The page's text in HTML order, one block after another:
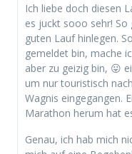
Ich liebe doch diesen
es juckt sooo sehr! So
guten Lauf hinlegen.
gemeldet bin, mache
aber zu geizig bin, 😛
um nur touristisch
Wagnis eingegangen.
Marathon herum hat
Genau, ich hab mich